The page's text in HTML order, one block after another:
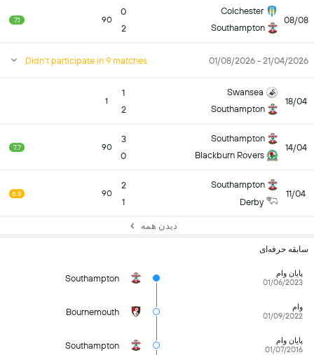
08/08
Colchester
Southampton
0
2
90
7.1
21/04/2026 - 01/08/2026
Didn't participate in 9 matches
18/04
Swansea
Southampton
1
2
1
14/04
Southampton
Blackburn Rovers
3
0
90
7.7
11/04
Southampton
Derby
2
1
90
6.8
دیدن همه
سابقه حرفه‌ای
پایان وام
01/06/2023
Southampton
وام
01/09/2022
Bournemouth
پایان وام
01/07/2016
Southampton